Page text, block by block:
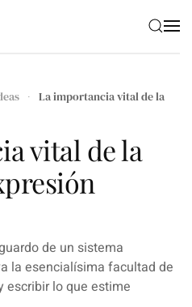
La importancia vital de la
vital de la
de un sistema
la esencialísima facultad de
escribir lo que estime